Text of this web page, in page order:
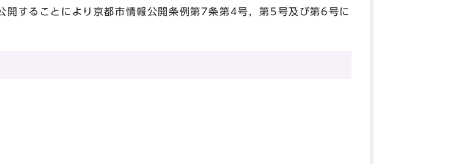
開することにより京都市情報公開条例第7条第4号，第5号及び第6号に